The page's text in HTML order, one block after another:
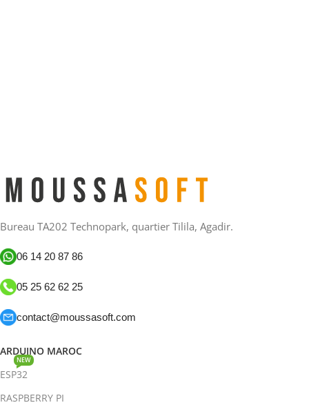
Bureau TA202 Technopark, quartier Tilila, Agadir.
06 14 20 87 86
05 25 62 62 25
contact@moussasoft.com
ARDUINO MAROC
ESP32
NEW
RASPBERRY PI